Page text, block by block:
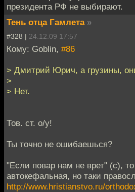
президента РФ не выбирают.
Тень отца Гамлета »
#328 | 24.12.09 17:57
Кому: Goblin, #86
> Дмитрий Юрич, а грузины,
>
> Нет.
Тов. ст. о/у!
Ты точно не ошибаешься?
"Если повар нам не врет" (с),
автокефальная, но таки
http://www.hristianstvo.ru/